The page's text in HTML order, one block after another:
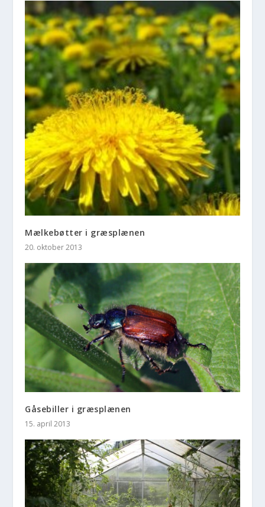
Mælkebøtter i græsplænen
20. oktober 2013
Gåsebiller i græsplænen
15. april 2013